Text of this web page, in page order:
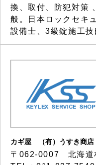
換、取付、防犯対策
般。日本ロックセキ
設備士、3級錠施工
カギ屋 （有）うすき商店
〒062-0007 北海道